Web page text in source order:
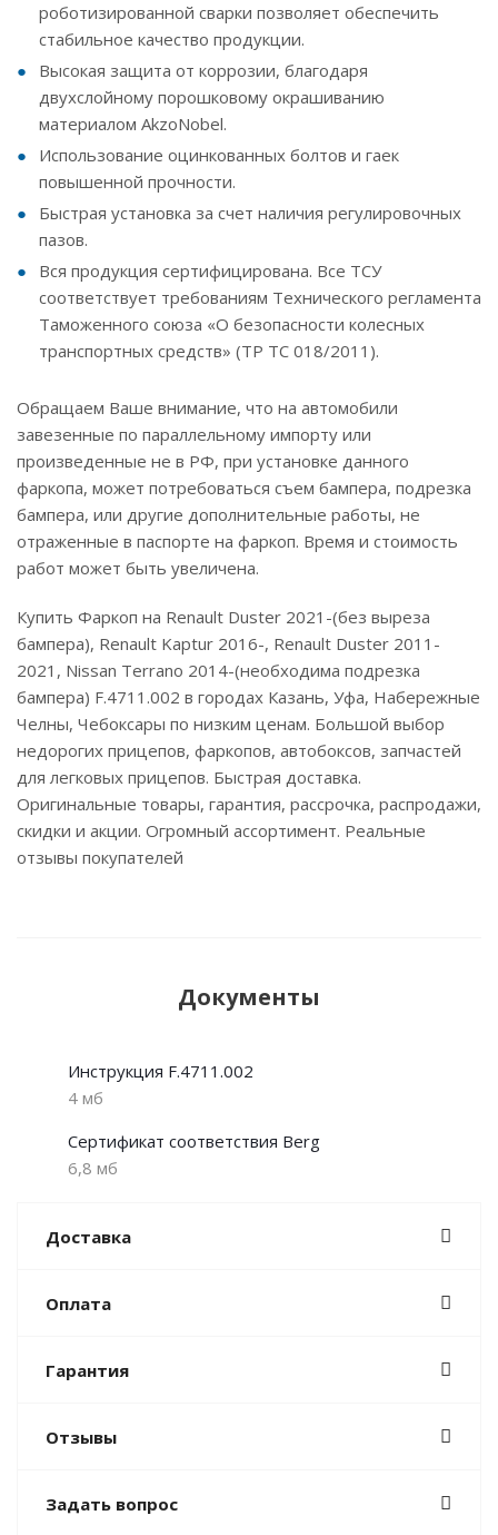
роботизированной сварки позволяет обеспечить
стабильное качество продукции.
Высокая защита от коррозии, благодаря
двухслойному порошковому окрашиванию
материалом AkzoNobel.
Использование оцинкованных болтов и гаек
повышенной прочности.
Быстрая установка за счет наличия регулировочных
пазов.
Вся продукция сертифицирована. Все ТСУ
соответствует требованиям Технического регламента
Таможенного союза «О безопасности колесных
транспортных средств» (ТР ТС 018/2011).
Обращаем Ваше внимание, что на автомобили
завезенные по параллельному импорту или
произведенные не в РФ, при установке данного
фаркопа, может потребоваться съем бампера, подрезка
бампера, или другие дополнительные работы, не
отраженные в паспорте на фаркоп. Время и стоимость
работ может быть увеличена.
Купить Фаркоп на Renault Duster 2021-(без выреза
бампера), Renault Kaptur 2016-, Renault Duster 2011-
2021, Nissan Terrano 2014-(необходима подрезка
бампера) F.4711.002 в городах Казань, Уфа, Набережные
Челны, Чебоксары по низким ценам. Большой выбор
недорогих прицепов, фаркопов, автобоксов, запчастей
для легковых прицепов. Быстрая доставка.
Оригинальные товары, гарантия, рассрочка, распродажи,
скидки и акции. Огромный ассортимент. Реальные
отзывы покупателей
Документы
Инструкция F.4711.002
4 мб
Сертификат соответствия Berg
6,8 мб
Доставка
Оплата
Гарантия
Отзывы
Задать вопрос